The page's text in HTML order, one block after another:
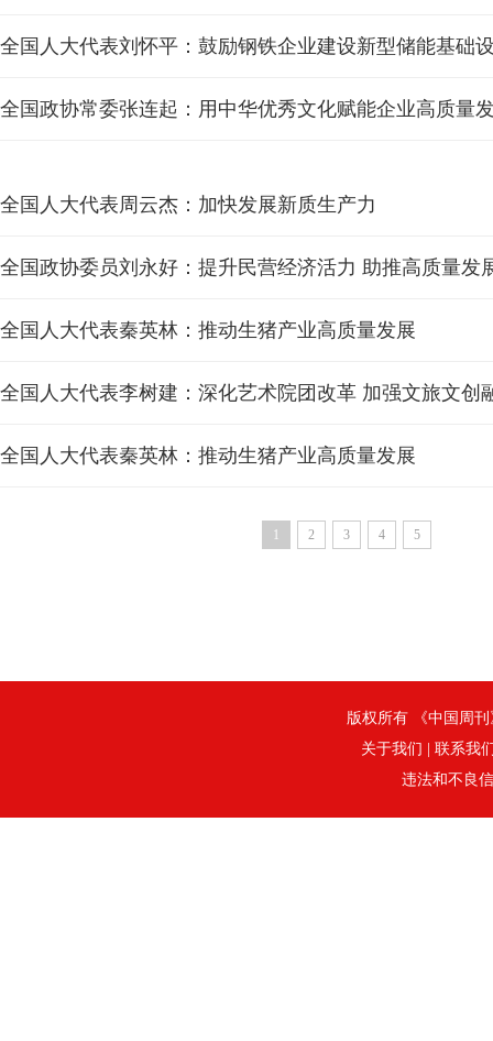
全国人大代表刘怀平：鼓励钢铁企业建设新型储能基础
全国政协常委张连起：用中华优秀文化赋能企业高质量
全国人大代表周云杰：加快发展新质生产力
全国政协委员刘永好：提升民营经济活力 助推高质量发
全国人大代表秦英林：推动生猪产业高质量发展
全国人大代表秦英林：推动生猪产业高质量发展
1 2 3 4 5
版权所有 《中国周刊
关于我们
联系我
违法和不良